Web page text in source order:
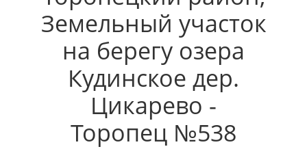
Земельный участок
на берегу озера
Кудинское дер.
Цикарево -
Торопец №538